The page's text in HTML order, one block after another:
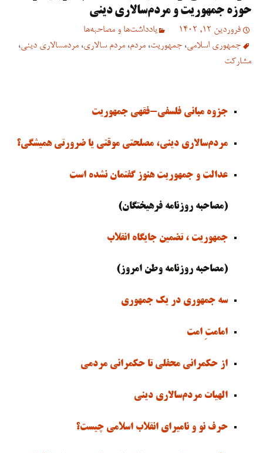
حوزه جمهوریت و مردم‌سالاری دینی
فروردین 12, 1402
یادداشت‌ها و مصاحبه‌ها
جمهوری اسلامی، جمهوریت، مردم، مردم سالاری، مردمسالاری دینی،
مشارکت
جزوه مبانی فلسفی-فقهی جمهوریت
مردم‌سالاری دینی، مصلحتی موقتی یا ضرورتی همیشگی؟
عدالت و جمهوریت هنوز گفتمان نشده است
(مصاحبه روزنامه فرهیختگان)
جمهوریت ، تضمین جایگاه انقلاب
(مصاحبه روزنامه وطن امروز)
سه جمهوری در یک جمهوری
امامتِ امت
از حکمرانی محفلی تا حکمرانی مردمی
الهیات مردم‌سالاری دینی
حرف نو و نامیرای انقلاب اسلامی چیست؟